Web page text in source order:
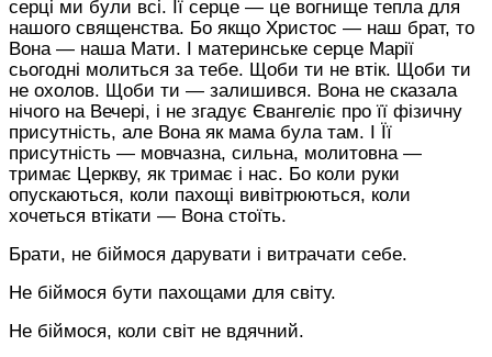
серці ми були всі. Її серце — це вогнище тепла для
нашого священства. Бо якщо Христос — наш брат, то
Вона — наша Мати. І материнське серце Марії
сьогодні молиться за тебе. Щоби ти не втік. Щоби ти
не охолов. Щоби ти — залишився. Вона не сказала
нічого на Вечері, і не згадує Євангеліє про її фізичну
присутність, але Вонаяк мамабулатам. І Її
присутність — мовчазна, сильна, молитовна —
тримає Церкву, як тримає і нас. Бо коли руки
опускаються, коли пахощі вивітрюються, коли
хочеться втікати — Вона стоїть.
Брати, не біймося дарувати і витрачати себе.
Не біймося бути пахощами для світу.
Не біймося, коли світ не вдячний.